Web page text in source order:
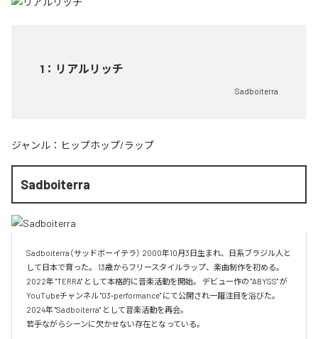
1 ： リアルリッチ
Sadboiterra
ジャンル： ヒップホップ/ラップ
Sadboiterra
Sadboiterra（サッドボーイテラ） 2000年10月3日生まれ、日系ブラジル人と
して日本で育った。 13歳からフリースタイルラップ、楽曲制作を初める。
2022年 "TERRA" として本格的に音楽活動を開始。 デビュー作の "ABYSS" が
YouTubeチャンネル "03-performance" にて公開され一躍注目を浴びた。
2024年 "Sadboiterra" として音楽活動を再会。
若手ながらシーンに欠かせない存在となっている。